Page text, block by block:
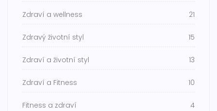
Zdraví a wellness 21
Zdravý životní styl 15
Zdraví a životní styl 13
Zdraví a Fitness 10
Fitness a zdraví 4